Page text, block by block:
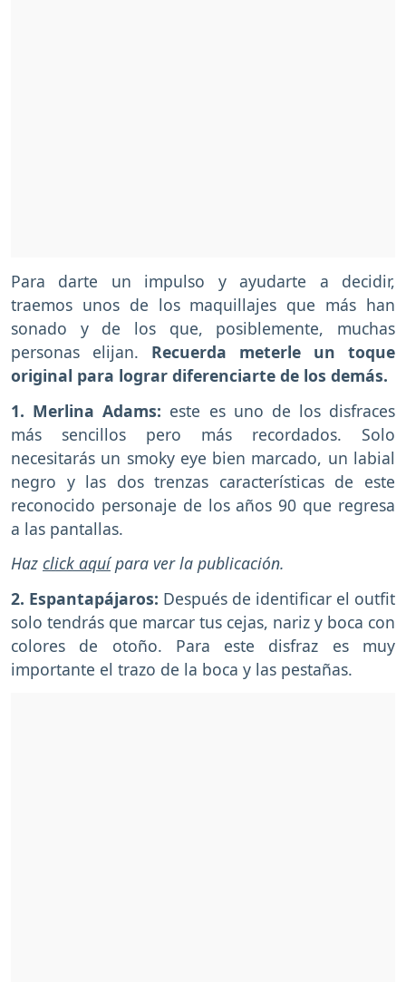
Para darte un impulso y ayudarte a decidir,
traemos unos de los maquillajes que más han
sonado y de los que, posiblemente, muchas
personas elijan. Recuerda meterle un toque
original para lograr diferenciarte de los demás.
1. Merlina Adams: este es uno de los disfraces
más sencillos pero más recordados. Solo
necesitarás un smoky eye bien marcado, un labial
negro y las dos trenzas características de este
reconocido personaje de los años 90 que regresa
a las pantallas.
Haz click aquípara ver la publicación.
2. Espantapájaros: Después de identificar el outfit
solo tendrás que marcar tus cejas, nariz y boca con
colores de otoño. Para este disfraz es muy
importante el trazo de la boca y las pestañas.